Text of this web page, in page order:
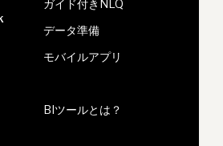
ガイド付きNLQ
データ準備
モバイルアプリ
BIツールとは？